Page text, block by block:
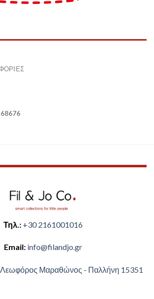
Τηλ.: +30 2161001016
Email: ​info@filandjo.gr
Λεωφόρος Μαραθώνος - ​​Παλλήνη 15351